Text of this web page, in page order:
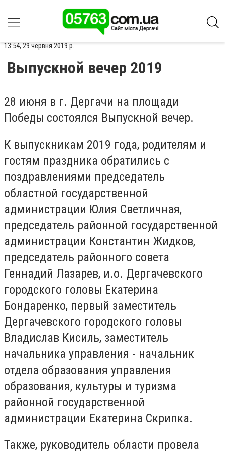
13:54, 29 червня 2019 р.
Выпускной вечер 2019
28 июня в г. Дергачи на площади
Победы состоялся Выпускной вечер.
К выпускникам 2019 года, родителям и
гостям праздника обратились с
поздравлениями председатель
областной государственной
администрации Юлия Светличная,
председатель районной государственной
администрации Константин Жидков,
председатель районного совета
Геннадий Лазарев, и.о. Дергачевского
городского головы Екатерина
Бондаренко, первый заместитель
Дергачевского городского головы
Владислав Кисиль, заместитель
начальника управления - начальник
отдела образования управления
образования, культуры и туризма
районной государственной
администрации Екатерина Скрипка.
Также, руководитель области провела